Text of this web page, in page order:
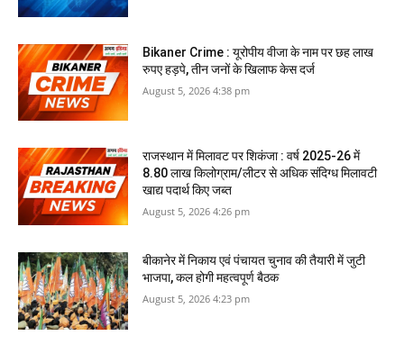
Bikaner Crime : यूरोपीय वीजा के नाम पर छह लाख
रुपए हड़पे, तीन जनों के खिलाफ केस दर्ज
August 5, 2026 4:38 pm
राजस्‍थान में मिलावट पर शिकंजा : वर्ष 2025-26 में
8.80 लाख किलोग्राम/लीटर से अधिक संदिग्ध मिलावटी
खाद्य पदार्थ किए जब्त
August 5, 2026 4:26 pm
बीकानेर में निकाय एवं पंचायत चुनाव की तैयारी में जुटी
भाजपा, कल होगी महत्वपूर्ण बैठक
August 5, 2026 4:23 pm